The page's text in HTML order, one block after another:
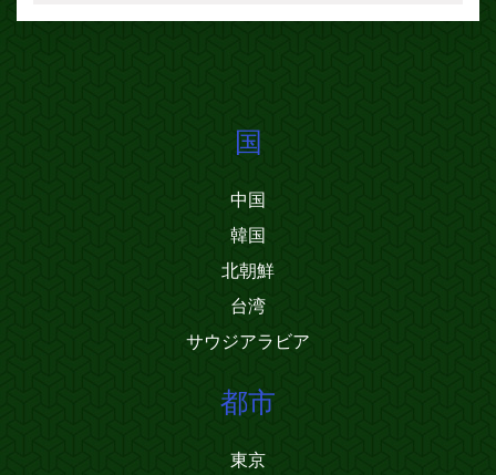
国
中国
韓国
北朝鮮
台湾
サウジアラビア
都市
東京